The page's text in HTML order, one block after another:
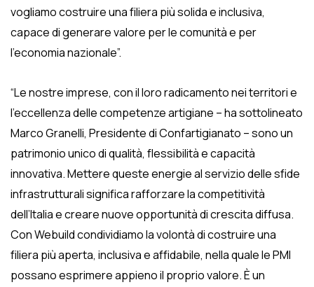
vogliamo costruire una filiera più solida e inclusiva,
capace di generare valore per le comunità e per
l’economia nazionale”.
“Le nostre imprese, con il loro radicamento nei territori e
l’eccellenza delle competenze artigiane – ha sottolineato
Marco Granelli, Presidente di Confartigianato – sono un
patrimonio unico di qualità, flessibilità e capacità
innovativa. Mettere queste energie al servizio delle sfide
infrastrutturali significa rafforzare la competitività
dell’Italia e creare nuove opportunità di crescita diffusa.
Con Webuild condividiamo la volontà di costruire una
filiera più aperta, inclusiva e affidabile, nella quale le PMI
possano esprimere appieno il proprio valore. È un